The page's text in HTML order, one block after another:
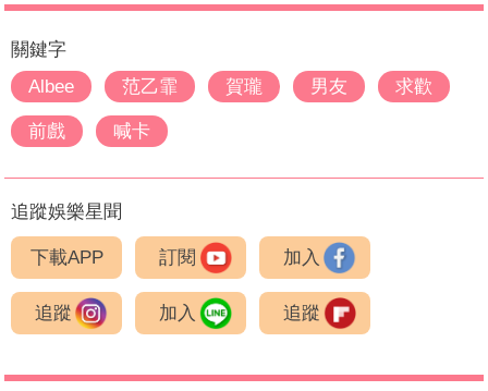
關鍵字
Albee
范乙霏 賀瓏 男友 求歡
前戲 喊卡
追蹤娛樂星聞
下載APP 訂閱 加入
追蹤 加入 追蹤